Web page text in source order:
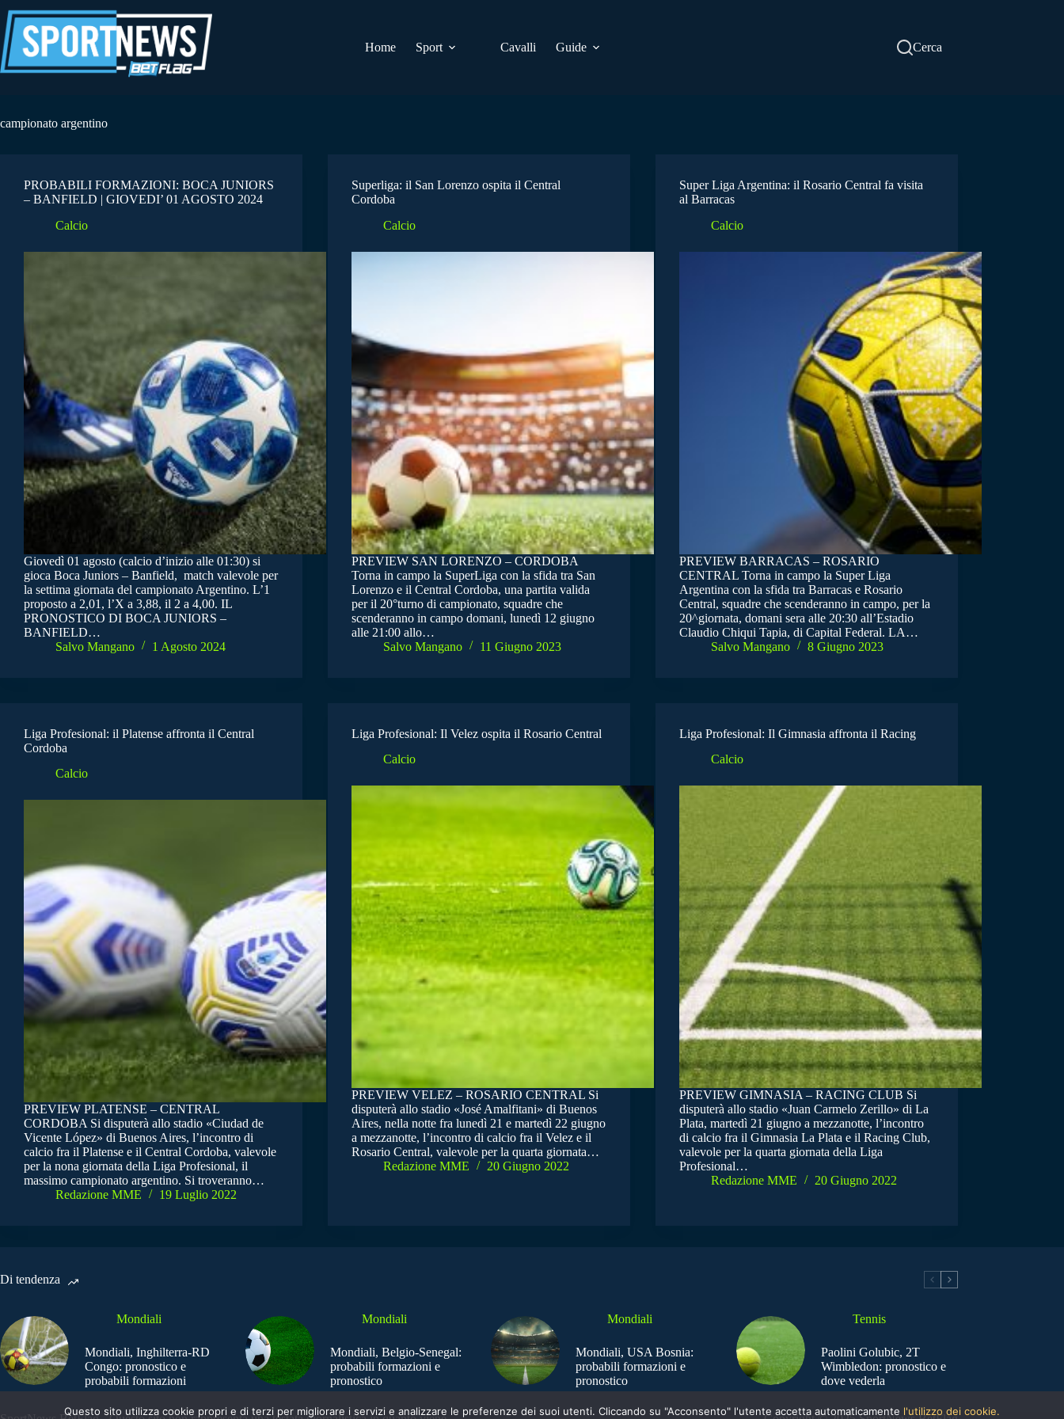
al
contenuto
Home
Sport Cavalli Guide Cerca
campionato argentino
PROBABILI FORMAZIONI: BOCA JUNIORS
– BANFIELD | GIOVEDI’ 01 AGOSTO 2024
Calcio
Giovedì 01 agosto (calcio d’inizio alle 01:30) si
gioca Boca Juniors – Banfield, match valevole per
la settima giornata del campionato Argentino. L’1
proposto a 2,01, l’X a 3,88, il 2 a 4,00. IL
PRONOSTICO DI BOCA JUNIORS –
BANFIELD…
Salvo Mangano
1 Agosto 2024
Superliga: il San Lorenzo ospita il Central
Cordoba
Calcio
PREVIEW SAN LORENZO – CORDOBA
Torna in campo la SuperLiga con la sfida tra San
Lorenzo e il Central Cordoba, una partita valida
per il 20°turno di campionato, squadre che
scenderanno in campo domani, lunedì 12 giugno
alle 21:00 allo…
Salvo Mangano
11 Giugno 2023
Super Liga Argentina: il Rosario Central fa visita
al Barracas
Calcio
PREVIEW BARRACAS – ROSARIO
CENTRAL Torna in campo la Super Liga
Argentina con la sfida tra Barracas e Rosario
Central, squadre che scenderanno in campo, per la
20^giornata, domani sera alle 20:30 all’Estadio
Claudio Chiqui Tapia, di Capital Federal. LA…
Salvo Mangano
8 Giugno 2023
Liga Profesional: il Platense affronta il Central
Cordoba
Calcio
PREVIEW PLATENSE – CENTRAL
CORDOBA Si disputerà allo stadio «Ciudad de
Vicente López» di Buenos Aires, l’incontro di
calcio fra il Platense e il Central Cordoba, valevole
per la nona giornata della Liga Profesional, il
massimo campionato argentino. Si troveranno…
Redazione MME
19 Luglio 2022
Liga Profesional: Il Velez ospita il Rosario Central
Calcio
PREVIEW VELEZ – ROSARIO CENTRAL Si
disputerà allo stadio «José Amalfitani» di Buenos
Aires, nella notte fra lunedì 21 e martedì 22 giugno
a mezzanotte, l’incontro di calcio fra il Velez e il
Rosario Central, valevole per la quarta giornata…
Redazione MME
20 Giugno 2022
Liga Profesional: Il Gimnasia affronta il Racing
Calcio
PREVIEW GIMNASIA – RACING CLUB Si
disputerà allo stadio «Juan Carmelo Zerillo» di La
Plata, martedì 21 giugno a mezzanotte, l’incontro
di calcio fra il Gimnasia La Plata e il Racing Club,
valevole per la quarta giornata della Liga
Profesional…
Redazione MME
20 Giugno 2022
Di tendenza
Mondiali
Mondiali, Inghilterra-RD
Congo: pronostico e
probabili formazioni
Mondiali
Mondiali, Belgio-Senegal:
probabili formazioni e
pronostico
Mondiali
Mondiali, USA Bosnia:
probabili formazioni e
pronostico
Tennis
Paolini Golubic, 2T
Wimbledon: pronostico e
dove vederla
Questo sito utilizza cookie propri e di terzi per migliorare i servizi e analizzare le preferenze dei suoi utenti. Cliccando su "Acconsento" l'utente accetta automaticamente l'utilizzo dei cookie.